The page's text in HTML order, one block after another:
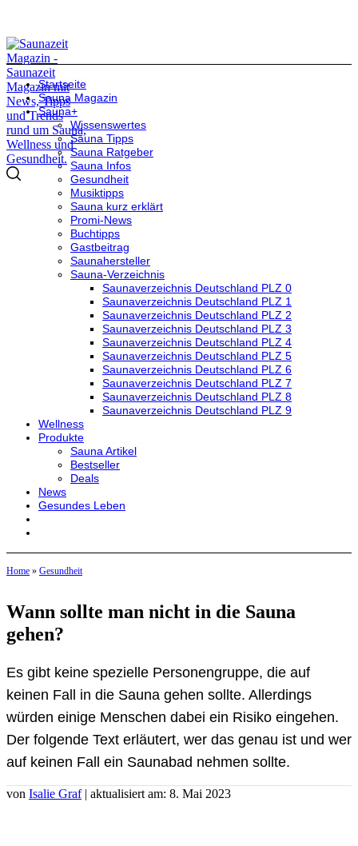
Startseite
Sauna Magazin
Sauna+
Wissenswertes
Sauna Tipps
Sauna Ratgeber
Sauna Infos
Gesundheit
Musiktipps
Sauna kurz erklärt
Promi-News
Buchtipps
Gastbeitrag
Saunahersteller
Sauna-Verzeichnis
Saunaverzeichnis Deutschland PLZ 0
Saunaverzeichnis Deutschland PLZ 1
Saunaverzeichnis Deutschland PLZ 2
Saunaverzeichnis Deutschland PLZ 3
Saunaverzeichnis Deutschland PLZ 4
Saunaverzeichnis Deutschland PLZ 5
Saunaverzeichnis Deutschland PLZ 6
Saunaverzeichnis Deutschland PLZ 7
Saunaverzeichnis Deutschland PLZ 8
Saunaverzeichnis Deutschland PLZ 9
Wellness
Produkte
Sauna Artikel
Bestseller
Deals
News
Gesundes Leben
Home » Gesundheit
Wann sollte man nicht in die Sauna
gehen?
Es gibt keine spezielle Personengruppe, die auf
keinen Fall in die Sauna gehen sollte. Allerdings
würden einige Menschen dabei ein Risiko eingehen.
Der folgende Text erläutert, wer das genau ist und wer
auf keinen Fall ein Saunabad nehmen sollte.
von Isalie Graf | aktualisiert am: 8. Mai 2023